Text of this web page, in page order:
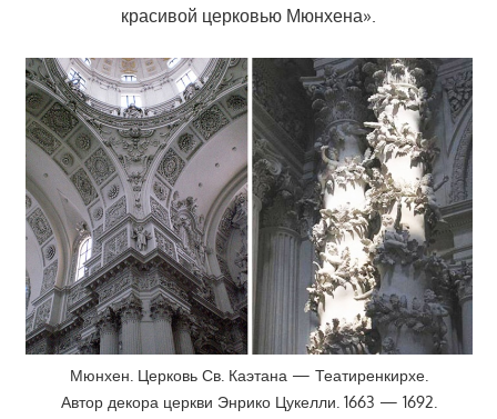
красивой церковью Мюнхена».
Мюнхен. Церковь Св. Каэтана — Театиренкирхе.
Автор декора церкви Энрико Цукелли. 1663 — 1692.